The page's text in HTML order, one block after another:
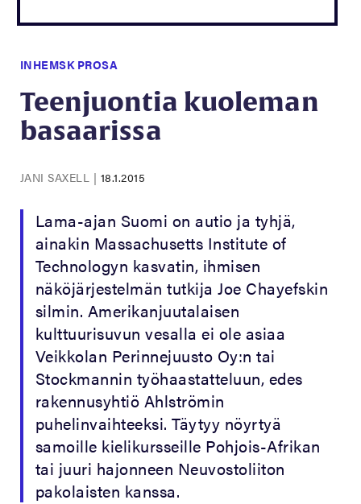
INHEMSK PROSA
Teenjuontia kuoleman
basaarissa
JANI SAXELL | 18.1.2015
Lama-ajan Suomi on autio ja tyhjä,
ainakin Massachusetts Institute of
Technologyn kasvatin, ihmisen
näköjärjestelmän tutkija Joe Chayefskin
silmin. Amerikanjuutalaisen
kulttuurisuvun vesalla ei ole asiaa
Veikkolan Perinnejuusto Oy:n tai
Stockmannin työhaastatteluun, edes
rakennusyhtiö Ahlströmin
puhelinvaihteeksi. Täytyy nöyrtyä
samoille kielikursseille Pohjois-Afrikan
tai juuri hajonneen Neuvostoliiton
pakolaisten kanssa.